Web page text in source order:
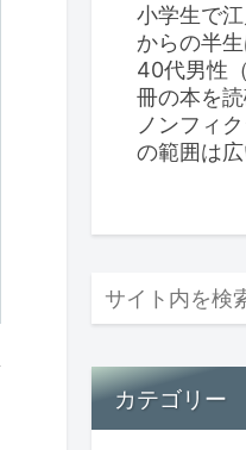
小学生で
からの半
40代男性
冊の本を
ノンフィ
の範囲は広
カテゴリー